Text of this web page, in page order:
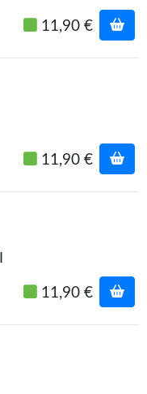
11,90 €
11,90 €
11,90 €